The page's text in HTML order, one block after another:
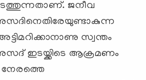
ജനീവ
സ്വന്തം
ഇടയ്ക്കിടെ ആക്രമണം
നേരത്തെ